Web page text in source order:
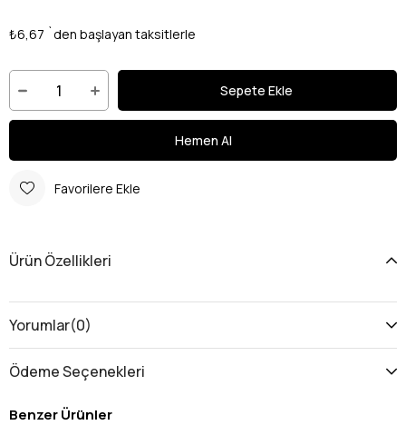
₺6,67 `den başlayan taksitlerle
Favorilere Ekle
Ürün Özellikleri
Yorumlar(0)
Ödeme Seçenekleri
Benzer Ürünler